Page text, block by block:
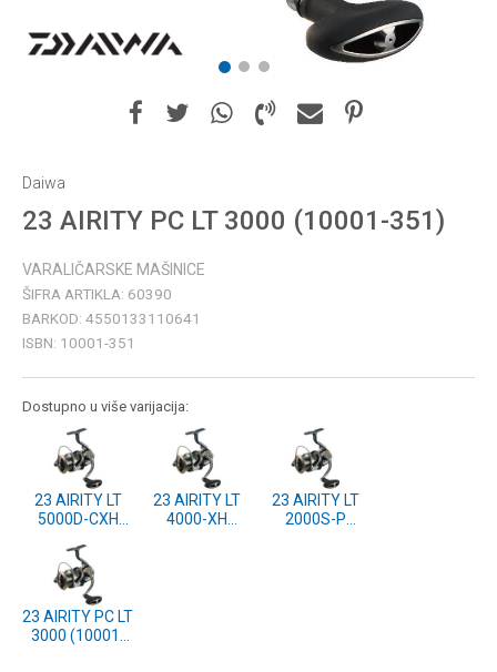
1 2 3
Daiwa
23 AIRITY PC LT 3000 (10001-351)
VARALIČARSKE MAŠINICE
ŠIFRA ARTIKLA: 60390
BARKOD: 4550133110641
ISBN: 10001-351
Dostupno u više varijacija:
23 AIRITY LT
5000D-CXH
23 AIRITY LT
4000-XH
23 AIRITY LT
2000S-P
23 AIRITY PC LT
3000 (10001-